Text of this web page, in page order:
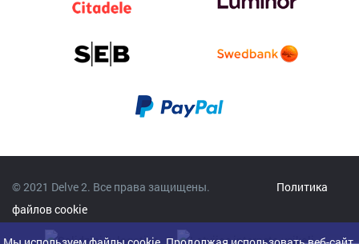
© 2021 Delve 2. Все права защищены.
Политика
файлов cookie